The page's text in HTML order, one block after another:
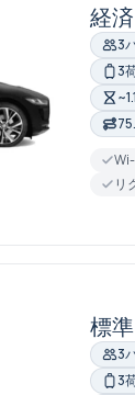
経済
3
3
リ
標準
3
3